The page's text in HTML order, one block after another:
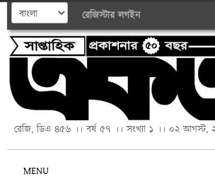
রেজিস্টার লগইন
রেজি, ডিএ ৪৫৬ ।। বর্ষ ৫৭ ।। সংখ্যা ১ ।। ০২ আগস্ট,
MENU